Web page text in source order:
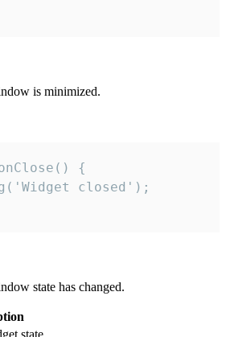
is minimized.
{
closed');
state has changed.